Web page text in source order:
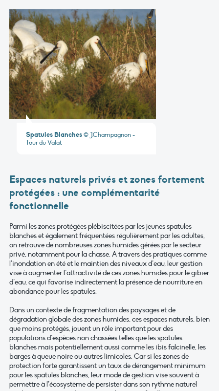
Spatules Blanches© J.Champagnon -
Tour du Valat
Espaces naturels privés et zones fortement
protégées : une complémentarité
fonctionnelle
Parmi les zones protégées plébiscitées par les jeunes spatules
blanches et également fréquentées régulièrement par les adultes,
on retrouve de nombreuses zones humides gérées par le secteur
privé, notamment pour la chasse. A travers des pratiques comme
l’inondation en été et le maintien des niveaux d’eau, leur gestion
vise à augmenter l’attractivité de ces zones humides pour le gibier
d’eau, ce qui favorise indirectement la présence de nourriture en
abondance pour les spatules.
Dans un contexte de fragmentation des paysages et de
dégradation globale des zones humides, ces espaces naturels, bien
que moins protégés, jouent un rôle important pour des
populations d’espèces non chassées telles que les spatules
blanches mais potentiellement aussi comme les ibis falcinelle, les
barges à queue noire ou autres limicoles. Car si les zones de
protection forte garantissent un taux de dérangement minimum
pour les spatules blanches, leur mode de gestion vise souvent à
permettre à l’écosystème de persister dans son rythme naturel